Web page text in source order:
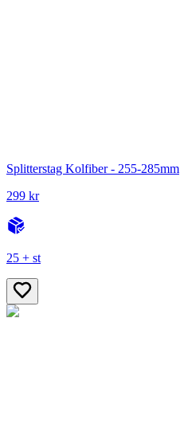
Splitterstag Kolfiber - 255-285mm
299 kr
25 + st